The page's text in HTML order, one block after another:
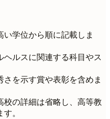
学位から順に記載しま
ルスに関連する科目やス
を示す賞や表彰を含めま
校の詳細は省略し、高等教
。